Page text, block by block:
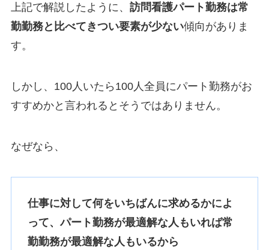
上記で解説したように、 訪問看護パート勤務は常
勤勤務と比べてきつい要素が少ない傾向がありま
す。
しかし、100人いたら100人全員にパート勤務がお
すすめかと言われるとそうではありません。
なぜなら、
仕事に対して何をいちばんに求めるかによ
って、パート勤務が最適解な人もいれば常
勤勤務が最適解な人もいるから